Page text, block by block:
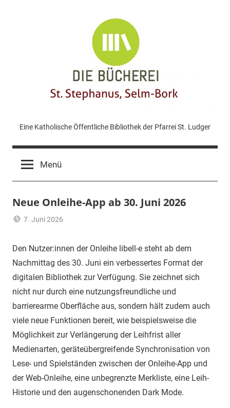
KÖB
St.
Stephanus
Bork
Eine Katholische Öffentliche Bibliothek der Pfarrei St. Ludger
Menü
Neue Onleihe-App ab 30. Juni 2026
7. Juni 2026
Sommer
Den Nutzer:innen der Onleihe libell-e steht ab dem
Nachmittag des 30. Juni ein verbessertes Format der
digitalen Bibliothek zur Verfügung. Sie zeichnet sich
nicht nur durch eine nutzungsfreundliche und
barrierearme Oberfläche aus, sondern hält zudem auch
viele neue Funktionen bereit, wie beispielsweise die
Möglichkeit zur Verlängerung der Leihfrist aller
Medienarten, geräteübergreifende Synchronisation von
Lese- und Spielständen zwischen der Onleihe-App und
der Web-Onleihe, eine unbegrenzte Merkliste, eine Leih-
Historie und den augenschonenden Dark Mode.